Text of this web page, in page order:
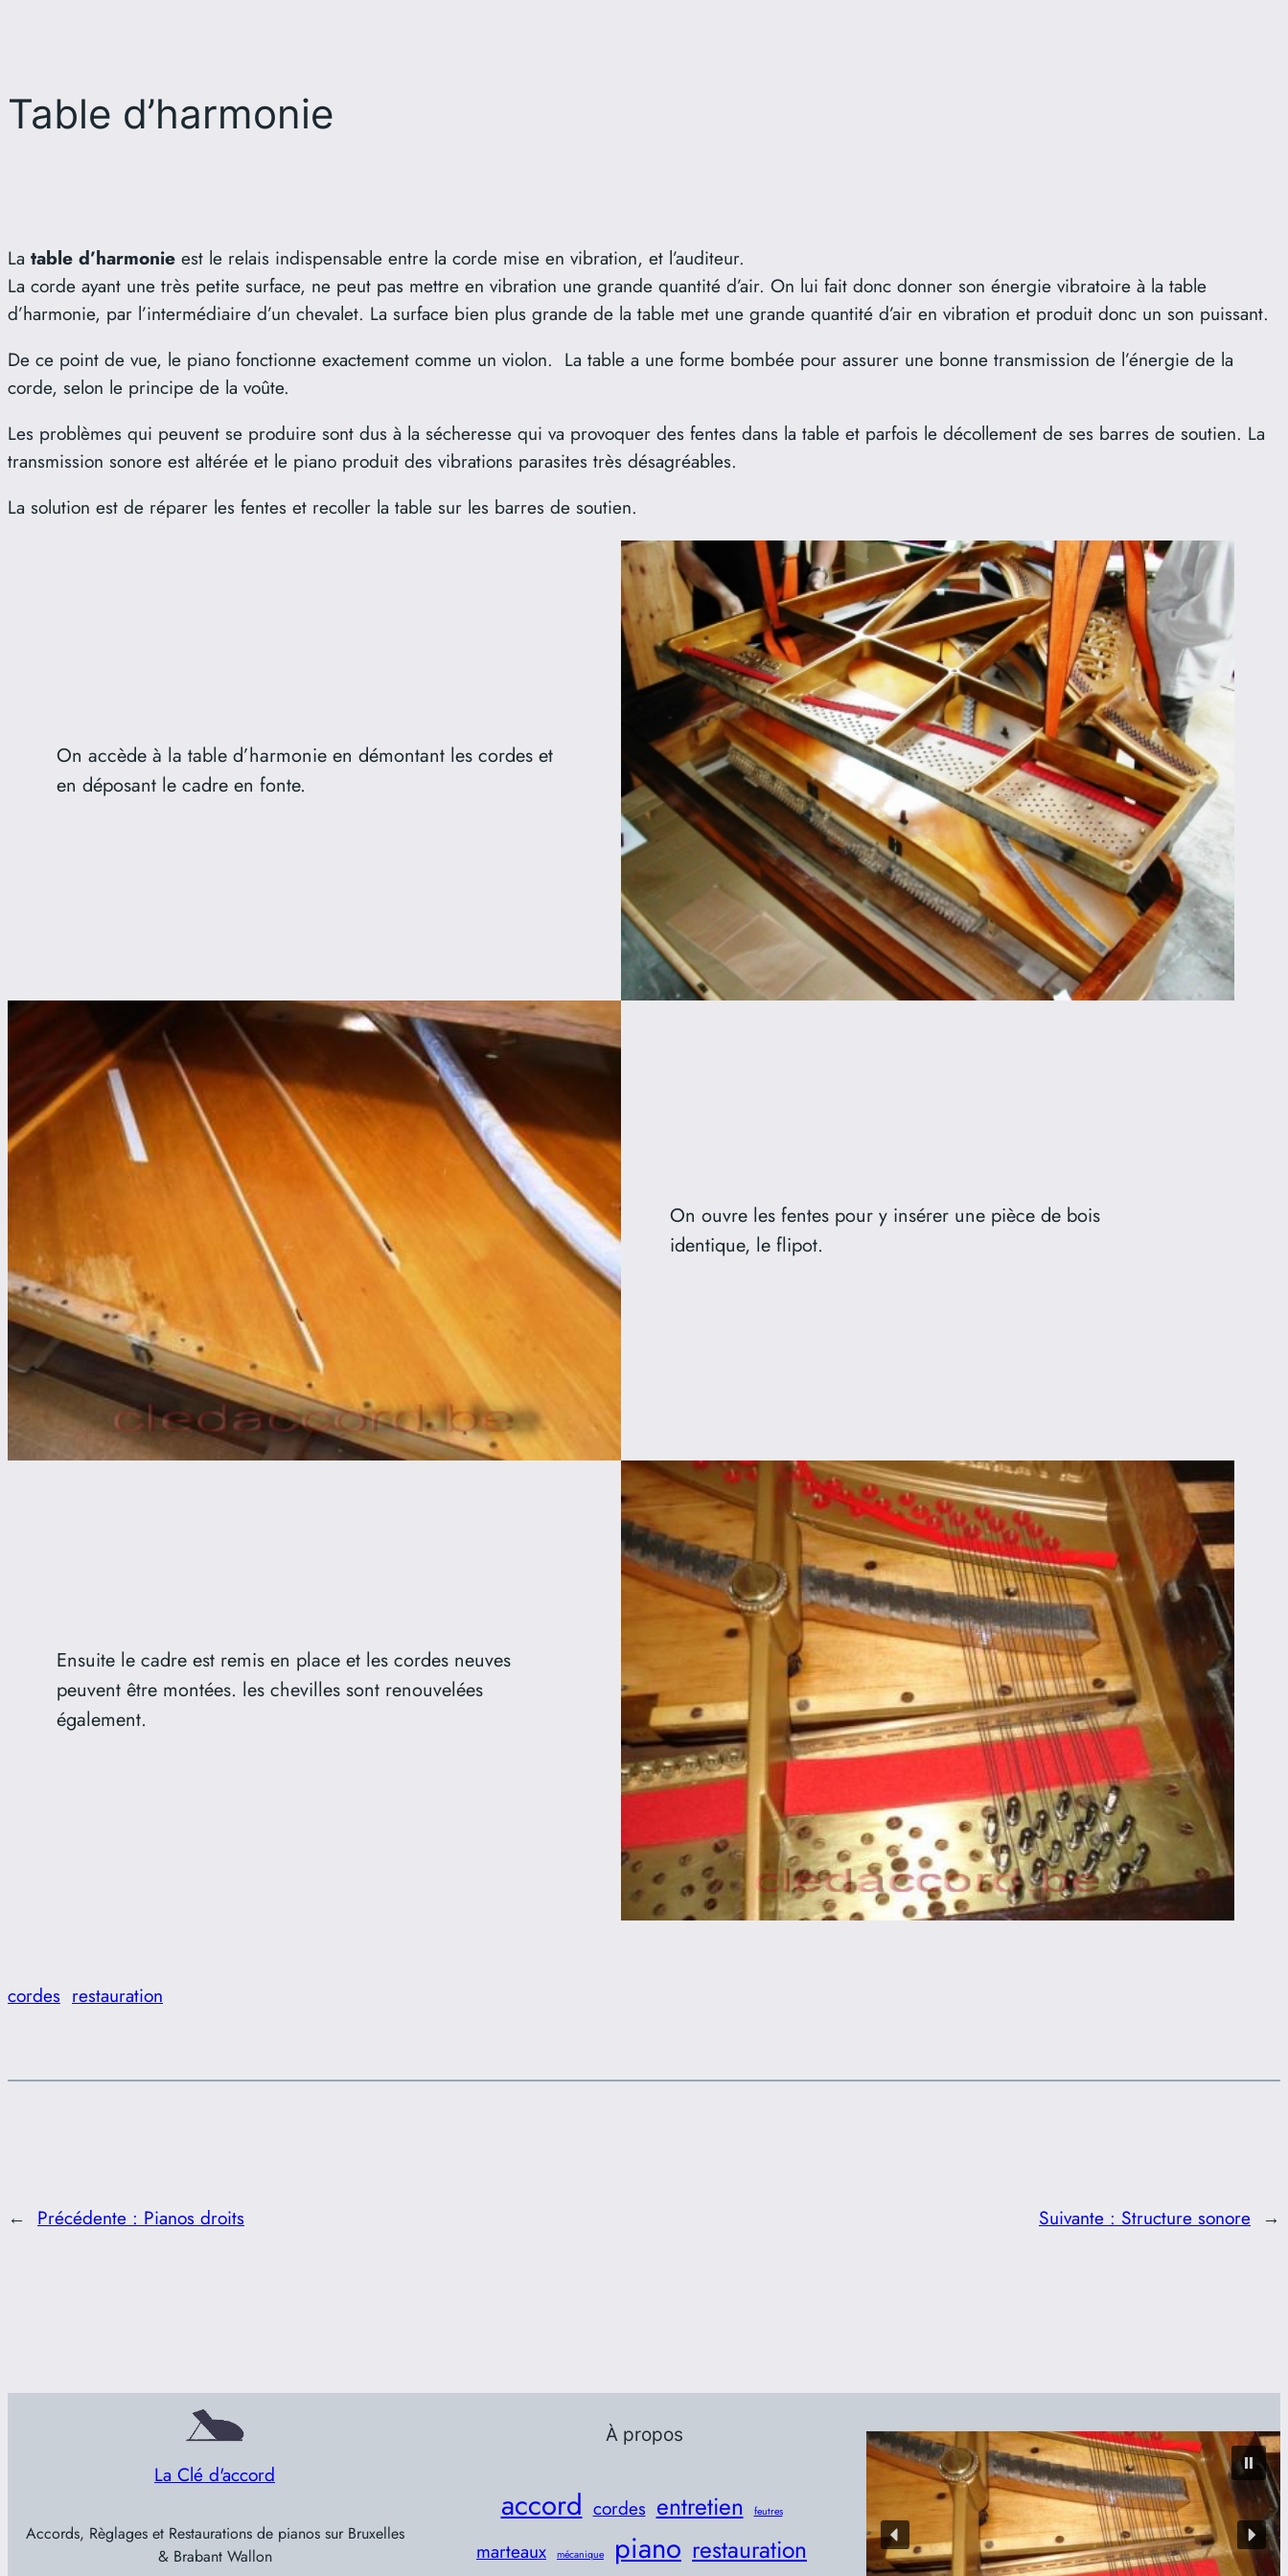
Table d’harmonie
La table d’harmonie est le relais indispensable entre la corde mise en vibration, et l’auditeur.
La corde ayant une très petite surface, ne peut pas mettre en vibration une grande quantité d’air. On lui fait donc donner son énergie vibratoire à la table
d’harmonie, par l’intermédiaire d’un chevalet. La surface bien plus grande de la table met une grande quantité d’air en vibration et produit donc un son puissant.
De ce point de vue, le piano fonctionne exactement comme un violon. La table a une forme bombée pour assurer une bonne transmission de l’énergie de la
corde, selon le principe de la voûte.
Les problèmes qui peuvent se produire sont dus à la sécheresse qui va provoquer des fentes dans la table et parfois le décollement de ses barres de soutien. La
transmission sonore est altérée et le piano produit des vibrations parasites très désagréables.
La solution est de réparer les fentes et recoller la table sur les barres de soutien.
On accède à la table d’harmonie en démontant les cordes et
en déposant le cadre en fonte.
On ouvre les fentes pour y insérer une pièce de bois
identique, le flipot.
Ensuite le cadre est remis en place et les cordes neuves
peuvent être montées. les chevilles sont renouvelées
également.
cordes restauration
← Précédente : Pianos droits Suivante : Structure sonore →
La Clé d'accord
Accords, Règlages et Restaurations de pianos sur Bruxelles
& Brabant Wallon
À propos
accord cordes entretien feutres
marteaux mécanique piano restauration